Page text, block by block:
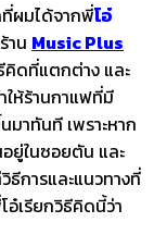
ผมได้จากพี่โอ๋
าน Music Plus
คิดที่แตกต่าง และ
ให้ร้านกาแฟที่มี
มาทันที เพราะหาก
อยู่ในซอยตัน และ
การและแนวทางที่
อ๋เรียกวิธีคิดนี้ว่า